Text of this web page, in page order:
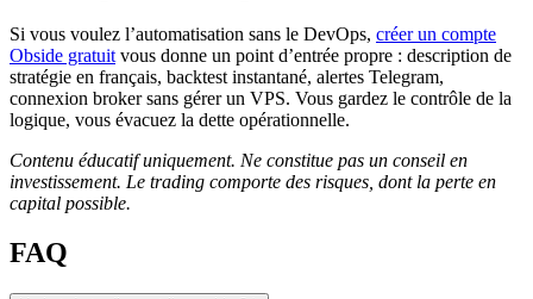
Si vous voulez l’automatisation sans le DevOps, créer un compte
Obside gratuit vous donne un point d’entrée propre : description de
stratégie en français, backtest instantané, alertes Telegram,
connexion broker sans gérer un VPS. Vous gardez le contrôle de la
logique, vous évacuez la dette opérationnelle.
Contenu éducatif uniquement. Ne constitue pas un conseil en
investissement. Le trading comporte des risques, dont la perte en
capital possible.
FAQ